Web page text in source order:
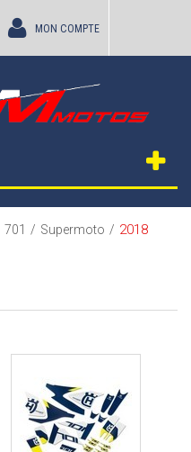
MON COMPTE
701 / Supermoto / 2018